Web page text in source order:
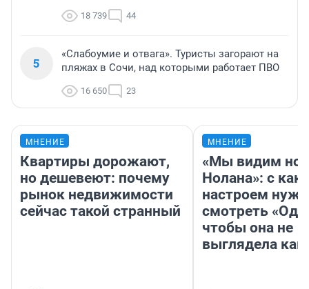
18 739 44
5
«Слабоумие и отвага». Туристы загорают на
пляжах в Сочи, над которыми работает ПВО
16 650 23
МНЕНИЕ
Квартиры дорожают,
но дешевеют: почему
рынок недвижимости
сейчас такой странный
МНЕНИЕ
«Мы видим
Нолана»: с
настроем
смотреть
чтобы она не
выглядела как